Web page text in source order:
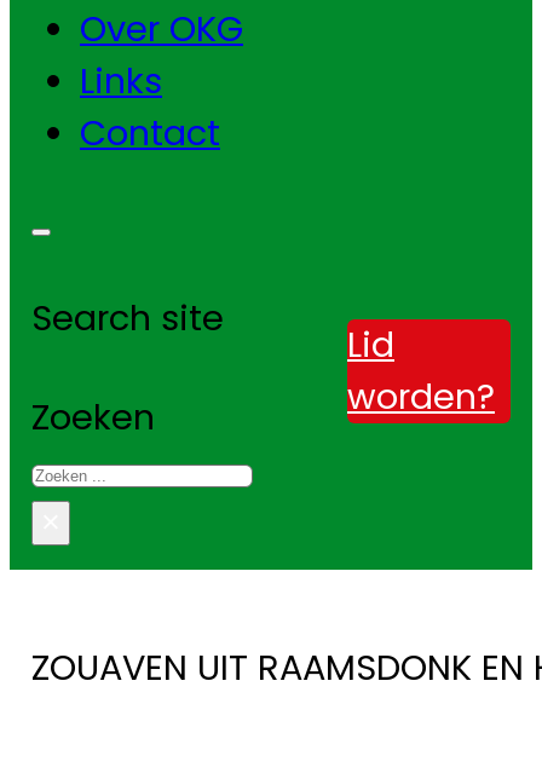
Over OKG
Links
Contact
Search site
Zoeken
Lid
worden?
ZOUAVEN UIT RAAMSDONK EN